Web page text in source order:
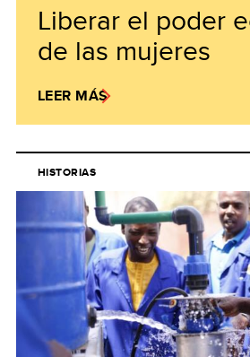
Liberar el poder
de las mujeres
LEER MÁS
HISTORIAS